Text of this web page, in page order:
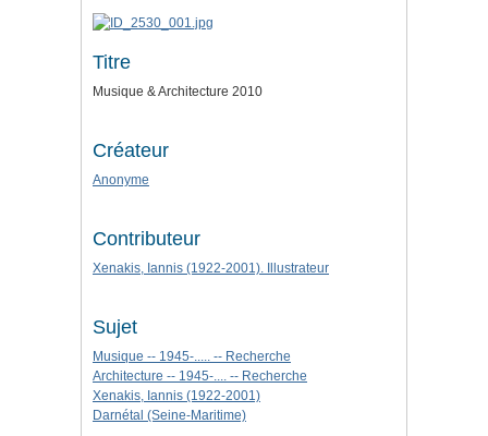
Titre
Musique & Architecture 2010
Créateur
Anonyme
Contributeur
Xenakis, Iannis (1922-2001). Illustrateur
Sujet
Musique -- 1945-..... -- Recherche
Architecture -- 1945-.... -- Recherche
Xenakis, Iannis (1922-2001)
Darnétal (Seine-Maritime)